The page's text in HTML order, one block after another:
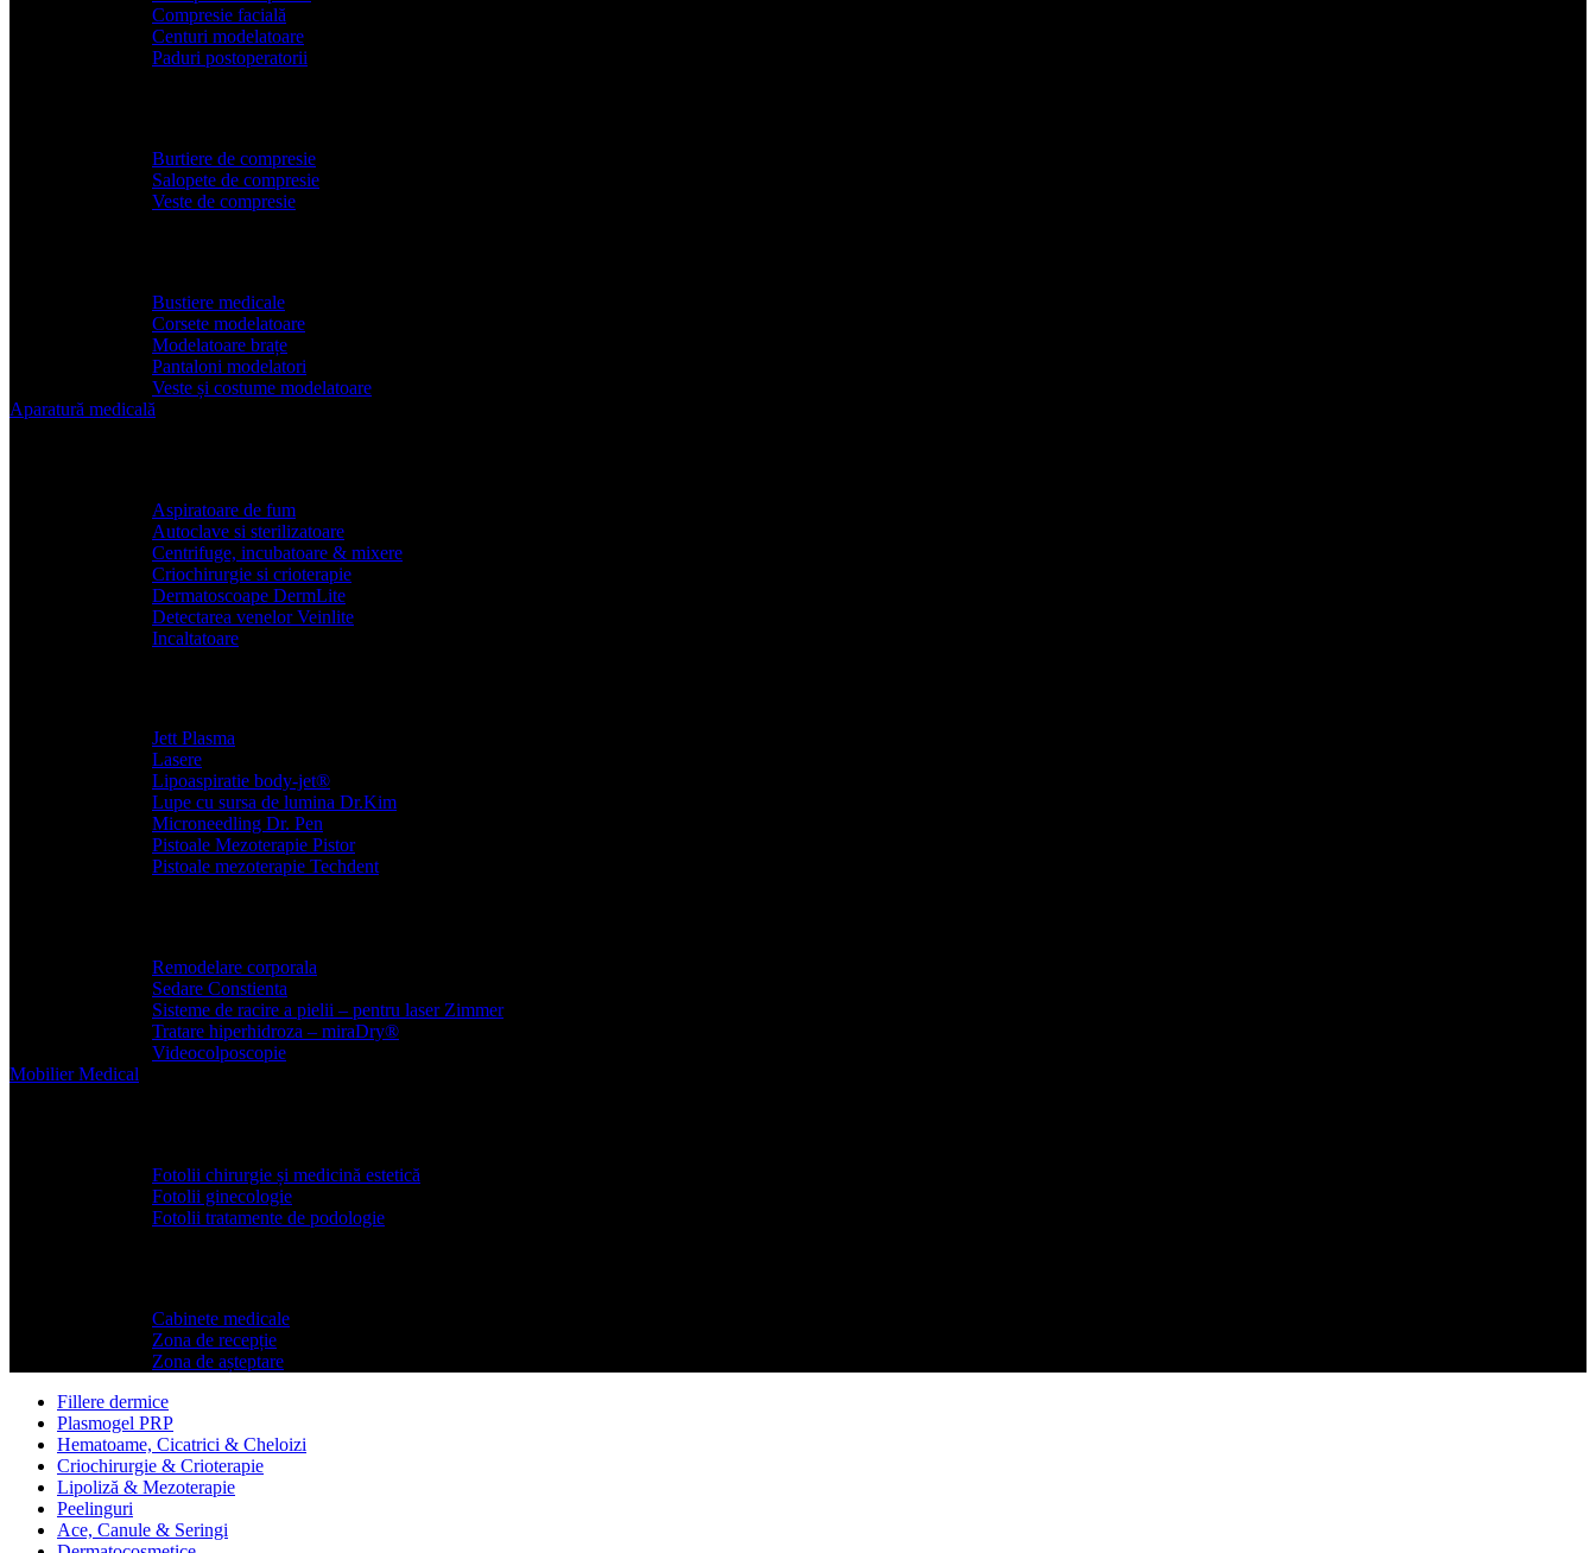
Compresie facială
Centuri modelatoare
Paduri postoperatorii
Burtiere de compresie
Salopete de compresie
Veste de compresie
Bustiere medicale
Corsete modelatoare
Modelatoare brațe
Pantaloni modelatori
Veste și costume modelatoare
Aparatură medicală
Aspiratoare de fum
Autoclave si sterilizatoare
Centrifuge, incubatoare & mixere
Criochirurgie si crioterapie
Dermatoscoape DermLite
Detectarea venelor Veinlite
Incaltatoare
Jett Plasma
Lasere
Lipoaspiratie body-jet®
Lupe cu sursa de lumina Dr.Kim
Microneedling Dr. Pen
Pistoale Mezoterapie Pistor
Pistoale mezoterapie Techdent
Remodelare corporala
Sedare Constienta
Sisteme de racire a pielii – pentru laser Zimmer
Tratare hiperhidroza – miraDry®
Videocolposcopie
MobilierMedical
Fotolii chirurgie și medicină estetică
Fotolii ginecologie
Fotolii tratamente de podologie
Cabinete medicale
Zona de recepție
Zona de așteptare
Fillere dermice
Plasmogel PRP
Hematoame, Cicatrici & Cheloizi
Criochirurgie & Crioterapie
Lipoliză & Mezoterapie
Peelinguri
Ace, Canule & Seringi